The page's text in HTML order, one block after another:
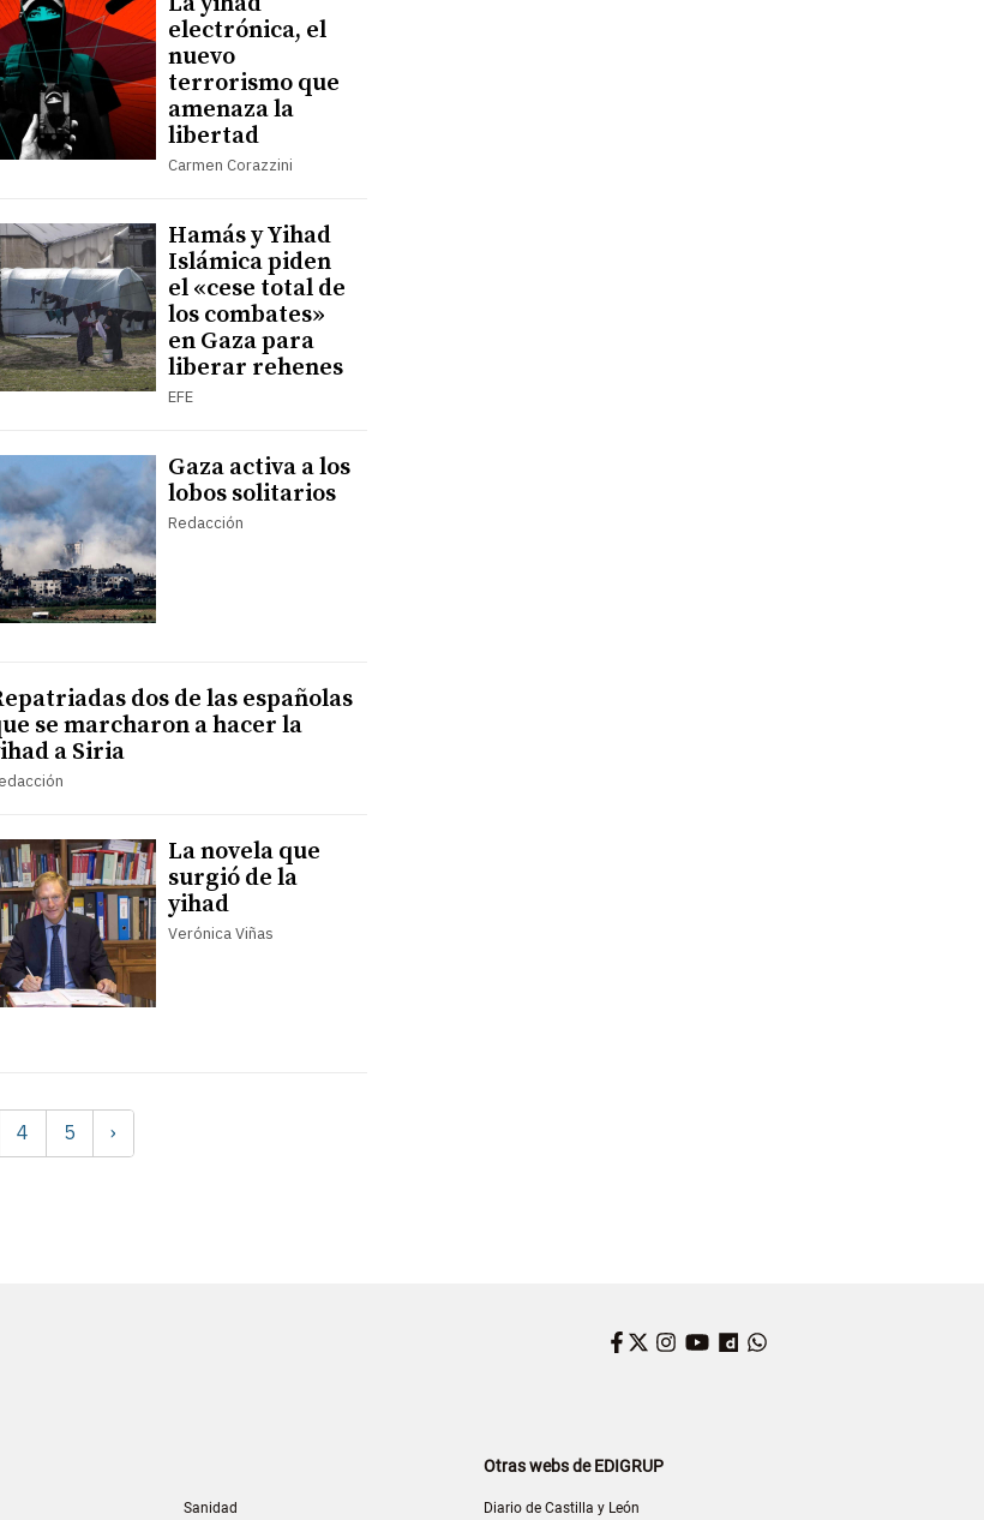
electrónica, el
nuevo
terrorismo que
amenaza la
libertad
Carmen Corazzini
Hamás y Yihad
Islámica piden
el «cese total de
los combates»
en Gaza para
liberar rehenes
EFE
Gaza activa a los
lobos solitarios
Redacción
dos de las españolas
se marcharon a hacer la
a Siria
La novela que
surgió de la
yihad
Verónica Viñas
4 5 ›
Facebook
Twitter
Instagram
YouTube
Dailymotion
Sanidad
Otras webs de EDIGRUP
Diario de Castilla y León